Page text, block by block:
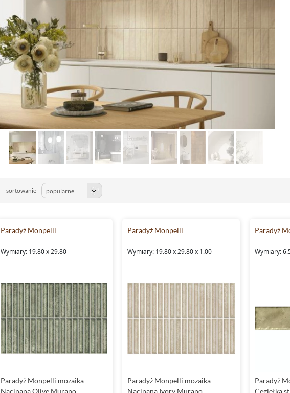
sortowanie
Paradyż Monpelli
Wymiary: 19.80 x 29.80
Paradyż Monpelli mozaika
Paradyż Monpelli
Wymiary: 19.80 x 29.80 x 1.00
Paradyż Monpelli mozaika
Paradyż
Wymiary:
Paradyż